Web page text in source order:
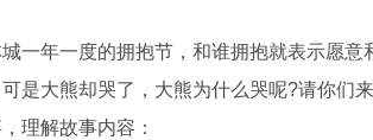
年一度的拥抱节，和谁拥抱就表示愿意
是大熊却哭了，大熊为什么哭呢?请你们
解故事内容：